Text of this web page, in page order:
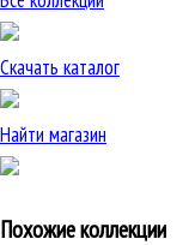
Скачать каталог
Найти магазин
Похожие коллекции